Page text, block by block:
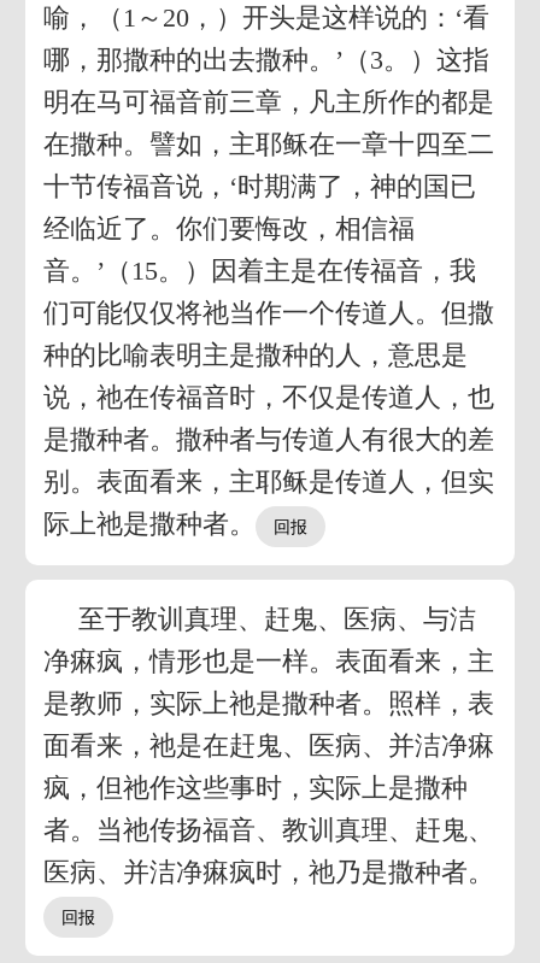
喻，（1～20，）开头是这样说的：‘看
哪，那撒种的出去撒种。’（3。）这指
明在马可福音前三章，凡主所作的都是
在撒种。譬如，主耶稣在一章十四至二
十节传福音说，‘时期满了，神的国已
经临近了。你们要悔改，相信福
音。’（15。）因着主是在传福音，我
们可能仅仅将祂当作一个传道人。但撒
种的比喻表明主是撒种的人，意思是
说，祂在传福音时，不仅是传道人，也
是撒种者。撒种者与传道人有很大的差
别。表面看来，主耶稣是传道人，但实
际上祂是撒种者。
至于教训真理、赶鬼、医病、与洁
净痳疯，情形也是一样。表面看来，主
是教师，实际上祂是撒种者。照样，表
面看来，祂是在赶鬼、医病、并洁净痳
疯，但祂作这些事时，实际上是撒种
者。当祂传扬福音、教训真理、赶鬼、
医病、并洁净痳疯时，祂乃是撒种者。